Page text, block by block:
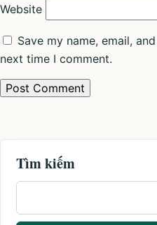
Website
Save my name, email,
next time I comment.
Tìm kiếm